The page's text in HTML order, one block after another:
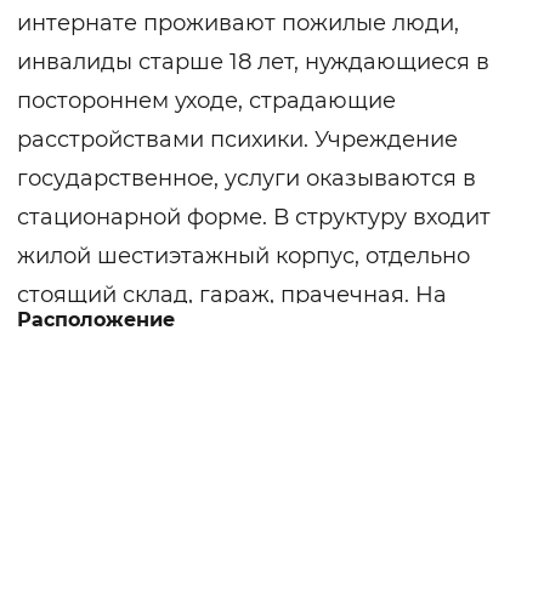
интернате проживают пожилые люди,
инвалиды старше 18 лет, нуждающиеся в
постороннем уходе, страдающие
расстройствами психики. Учреждение
государственное, услуги оказываются в
стационарной форме. В структуру входит
жилой шестиэтажный корпус, отдельно
стоящий склад, гараж, прачечная. На
прилегающей территории имеются
Расположение